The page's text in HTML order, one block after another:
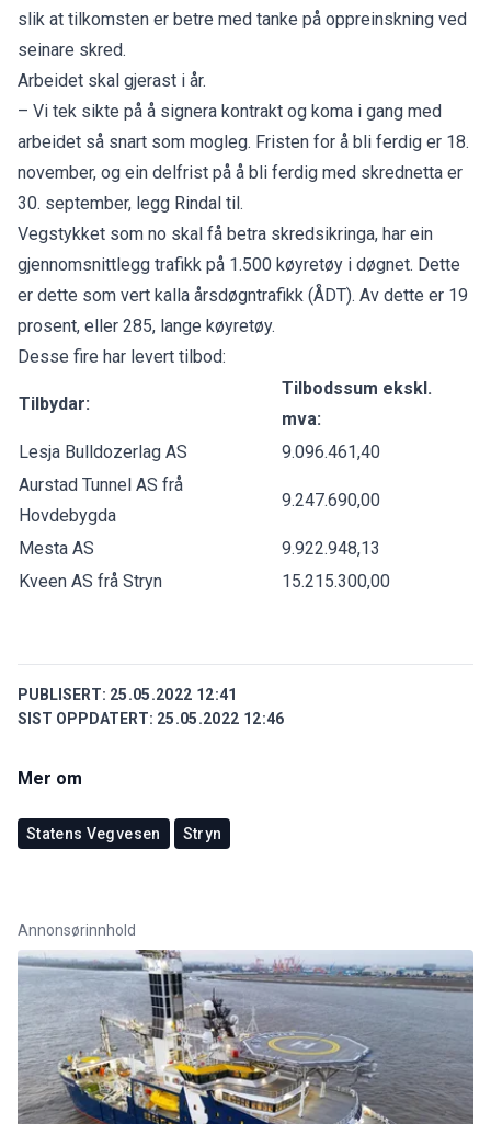
slik at tilkomsten er betre med tanke på oppreinskning ved
seinare skred.
Arbeidet skal gjerast i år.
– Vi tek sikte på å signera kontrakt og koma i gang med
arbeidet så snart som mogleg. Fristen for å bli ferdig er 18.
november, og ein delfrist på å bli ferdig med skrednetta er
30. september, legg Rindal til.
Vegstykket som no skal få betra skredsikringa, har ein
gjennomsnittlegg trafikk på 1.500 køyretøy i døgnet. Dette
er dette som vert kalla årsdøgntrafikk (ÅDT). Av dette er 19
prosent, eller 285, lange køyretøy.
Desse fire har levert tilbod:
Tilbydar:
Tilbodssum ekskl.
mva:
Lesja Bulldozerlag AS
9.096.461,40
Aurstad Tunnel AS frå
Hovdebygda
9.247.690,00
Mesta AS
9.922.948,13
Kveen AS frå Stryn
15.215.300,00
PUBLISERT: 25.05.2022 12:41
SIST OPPDATERT: 25.05.2022 12:46
Mer om
Statens Vegvesen Stryn
Annonsørinnhold